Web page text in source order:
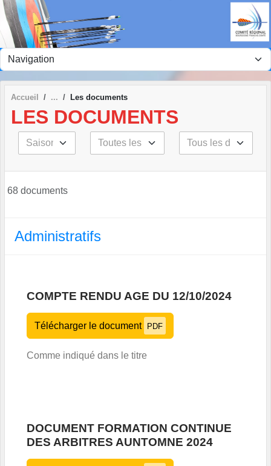
Accueil Les documents
LES DOCUMENTS
68 documents
Administratifs
COMPTE RENDU AGE DU 12/10/2024
Télécharger le document PDF
Comme indiqué dans le titre
DOCUMENT FORMATION CONTINUE
DES ARBITRES AUNTOMNE 2024
Panneau de gestion des cookies